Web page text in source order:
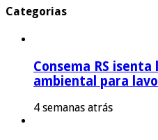
Categorias
Consema RS
ambiental para
4 semanas atrás